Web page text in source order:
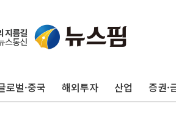
로벌·중국 해외투자 산업 증권·
울진·영덕 '호우특보'-포
인천 합동연설회 나선 송영
김민석, 2주차 제주·인천